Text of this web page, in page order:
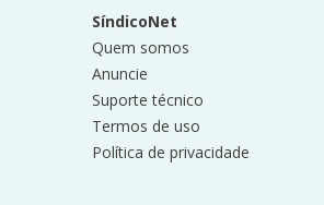
SíndicoNet
Quem somos
Anuncie
Suporte técnico
Termos de uso
Política de privacidade